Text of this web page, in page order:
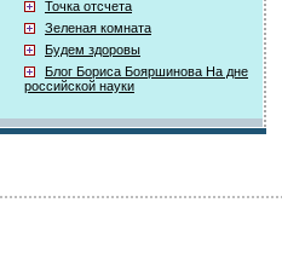
Точка отсчета
Зеленая комната
Будем здоровы
Блог Бориса Бояршинова На дне
российской науки